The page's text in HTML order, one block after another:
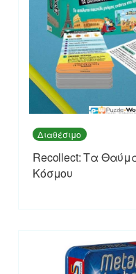
Διαθέσιμο
Recollect: Τα
Κόσμου